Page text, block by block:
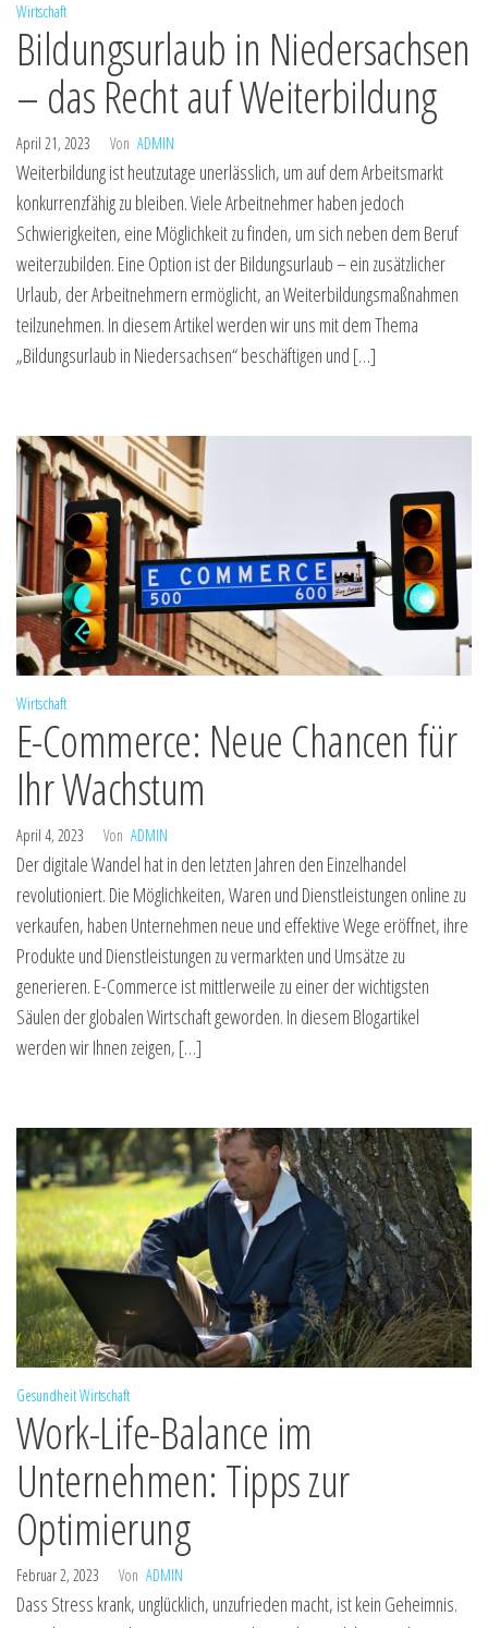
Wirtschaft
Bildungsurlaub in Niedersachsen
– das Recht auf Weiterbildung
April 21, 2023 Von ADMIN
Weiterbildung ist heutzutage unerlässlich, um auf dem Arbeitsmarkt
konkurrenzfähig zu bleiben. Viele Arbeitnehmer haben jedoch
Schwierigkeiten, eine Möglichkeit zu finden, um sich neben dem Beruf
weiterzubilden. Eine Option ist der Bildungsurlaub – ein zusätzlicher
Urlaub, der Arbeitnehmern ermöglicht, an Weiterbildungsmaßnahmen
teilzunehmen. In diesem Artikel werden wir uns mit dem Thema
„Bildungsurlaub in Niedersachsen“ beschäftigen und […]
Wirtschaft
E-Commerce: Neue Chancen für
Ihr Wachstum
April 4, 2023 Von ADMIN
Der digitale Wandel hat in den letzten Jahren den Einzelhandel
revolutioniert. Die Möglichkeiten, Waren und Dienstleistungen online zu
verkaufen, haben Unternehmen neue und effektive Wege eröffnet, ihre
Produkte und Dienstleistungen zu vermarkten und Umsätze zu
generieren. E-Commerce ist mittlerweile zu einer der wichtigsten
Säulen der globalen Wirtschaft geworden. In diesem Blogartikel
werden wir Ihnen zeigen, […]
GesundheitWirtschaft
Work-Life-Balance im
Unternehmen: Tipps zur
Optimierung
Februar 2, 2023 Von ADMIN
Dass Stress krank, unglücklich, unzufrieden macht, ist kein Geheimnis.